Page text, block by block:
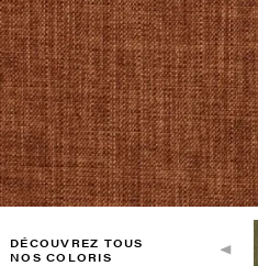
DÉCOUVREZ TOUS
NOS COLORIS